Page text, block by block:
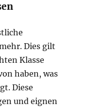
Dies gilt
Klasse
haben, was
Diese
und eignen